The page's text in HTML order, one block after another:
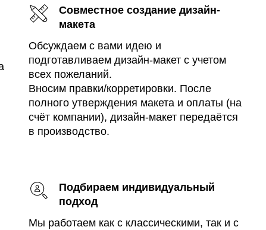
Совместное создание дизайн-
макета
Обсуждаем с вами идею и
подготавливаем дизайн-макет с учетом
всех пожеланий.
Вносим правки/корретировки. После
полного утверждения макета и оплаты (на
счёт компании), дизайн-макет передаётся
в производство.
Подбираем индивидуальный
подход
Мы работаем как с классическими, так и с